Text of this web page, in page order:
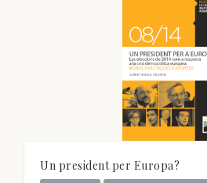
Un president per Europa?